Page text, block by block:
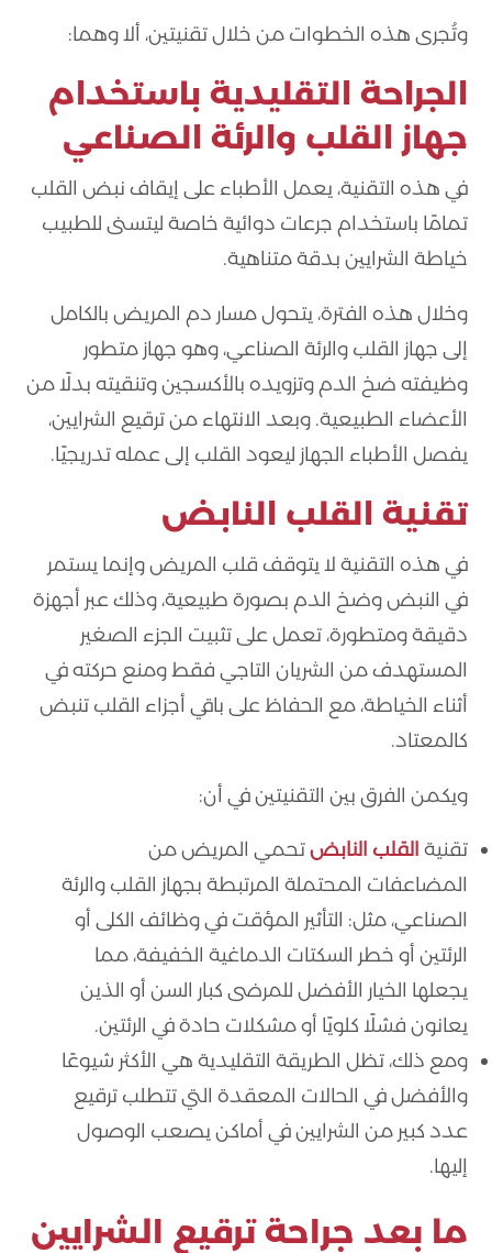
وتُجرى هذه الخطوات من خلال تقنيتين، ألا وهما:
الجراحة التقليدية باستخدام
جهاز القلب والرئة الصناعي
في هذه التقنية، يعمل الأطباء على إيقاف نبض القلب
تمامًا باستخدام جرعات دوائية خاصة ليتسنى للطبيب
خياطة الشرايين بدقة متناهية.
وخلال هذه الفترة، يتحول مسار دم المريض بالكامل
إلى جهاز القلب والرئة الصناعي، وهو جهاز متطور
وظيفته ضخ الدم وتزويده بالأكسجين وتنقيته بدلًا من
الأعضاء الطبيعية. وبعد الانتهاء من ترقيع الشرايين،
يفصل الأطباء الجهاز ليعود القلب إلى عمله تدريجيًا.
تقنية القلب النابض
في هذه التقنية لا يتوقف قلب المريض وإنما يستمر
في النبض وضخ الدم بصورة طبيعية، وذلك عبر أجهزة
دقيقة ومتطورة، تعمل على تثبيت الجزء الصغير
المستهدف من الشريان التاجي فقط ومنع حركته في
أثناء الخياطة، مع الحفاظ على باقي أجزاء القلب تنبض
كالمعتاد.
ويكمن الفرق بين التقنيتين في أن:
تقنية القلب النابضتحمي المريض من
المضاعفات المحتملة المرتبطة بجهاز القلب والرئة
الصناعي، مثل: التأثير المؤقت في وظائف الكلى أو
الرئتين أو خطر السكتات الدماغية الخفيفة، مما
يجعلها الخيار الأفضل للمرضى كبار السن أو الذين
يعانون فشلًا كلويًا أو مشكلات حادة في الرئتين.
ومع ذلك، تظل الطريقة التقليدية هي الأكثر شيوعًا
والأفضل في الحالات المعقدة التي تتطلب ترقيع
عدد كبير من الشرايين في أماكن يصعب الوصول
إليها.
ما بعد جراحة ترقيع الشرايين